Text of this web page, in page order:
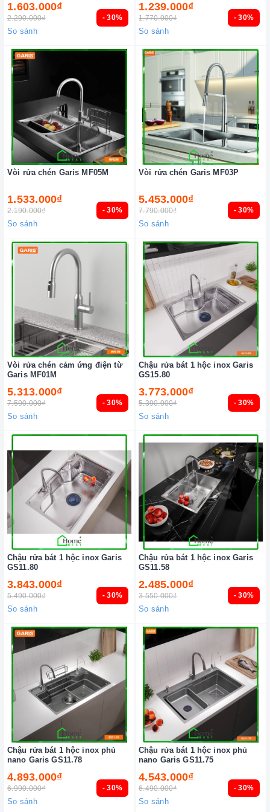
- 30%
1.603.000₫
2.290.000₫
So sánh
- 30%
1.239.000₫
1.770.000₫
So sánh
- 30%
Vòi rửa chén Garis MF05M
1.533.000₫
2.190.000₫
So sánh
- 30%
Vòi rửa chén Garis MF03P
5.453.000₫
7.790.000₫
So sánh
- 30%
Vòi rửa chén cảm ứng điện từ
Garis MF01M
5.313.000₫
7.590.000₫
So sánh
- 30%
Chậu rửa bát 1 hộc inox Garis
GS15.80
3.773.000₫
5.390.000₫
So sánh
- 30%
Chậu rửa bát 1 hộc inox Garis
GS11.80
3.843.000₫
5.490.000₫
So sánh
- 30%
Chậu rửa bát 1 hộc inox Garis
GS11.58
2.485.000₫
3.550.000₫
So sánh
- 30%
Chậu rửa bát 1 hộc inox phủ
nano Garis GS11.78
4.893.000₫
6.990.000₫
So sánh
- 30%
Chậu rửa bát 1 hộc inox phủ
nano Garis GS11.75
4.543.000₫
6.490.000₫
So sánh